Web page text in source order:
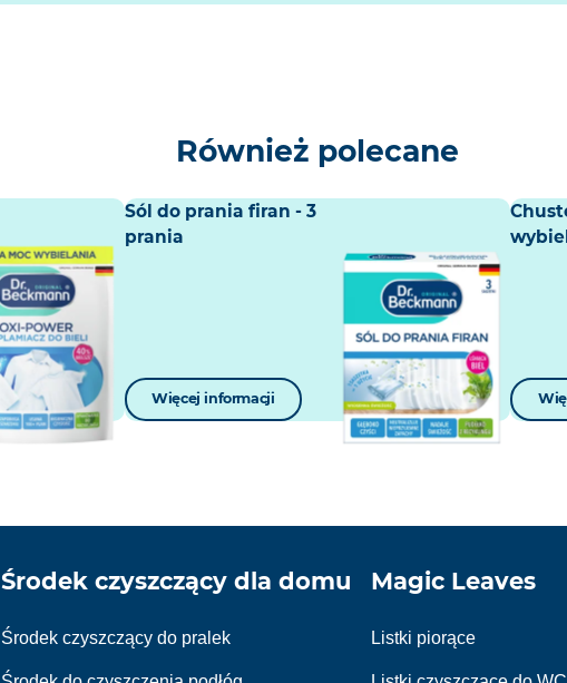
Również polecane
Sól do prania firan - 3
prania
Więcej informacji
Środek czyszczący dla domu
Środek czyszczący do pralek
Magic Leaves
Listki piorące